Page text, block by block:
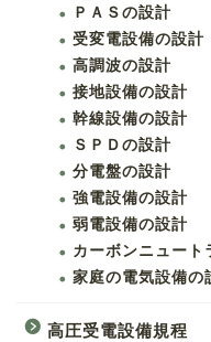
ＰＡＳの設計
受変電設備の設計
高調波の設計
接地設備の設計
幹線設備の設計
ＳＰＤの設計
分電盤の設計
強電設備の設計
弱電設備の設計
カーボンニュート
家庭の電気設備の
高圧受電設備規程